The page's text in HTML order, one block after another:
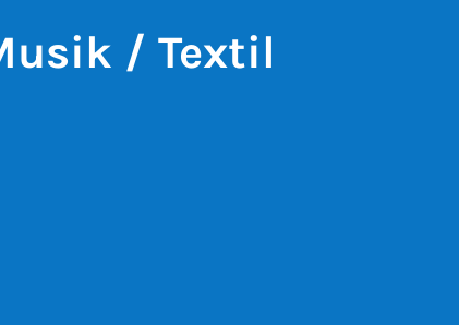
/ Textil